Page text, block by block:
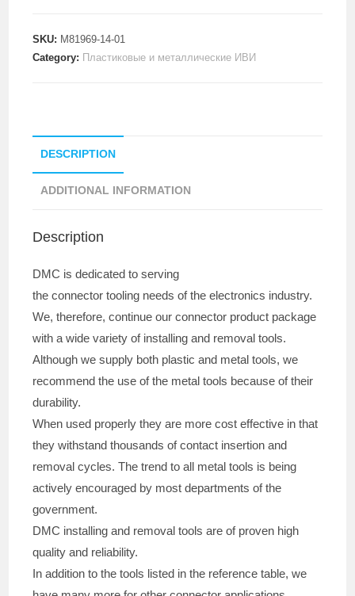
SKU: M81969-14-01
Category: Пластиковые и металлические ИВИ
DESCRIPTION
ADDITIONAL INFORMATION
Description
DMC is dedicated to serving
the connector tooling needs of the electronics industry.
We, therefore, continue our connector product package
with a wide variety of installing and removal tools.
Although we supply both plastic and metal tools, we
recommend the use of the metal tools because of their
durability.
When used properly they are more cost effective in that
they withstand thousands of contact insertion and
removal cycles. The trend to all metal tools is being
actively encouraged by most departments of the
government.
DMC installing and removal tools are of proven high
quality and reliability.
In addition to the tools listed in the reference table, we